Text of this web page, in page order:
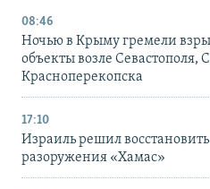
08:46
Ночью в Крыму гремели
объекты возле Севастополя,
Красноперекопска
17:10
Израиль решил восстановить
разоружения «Хамас»